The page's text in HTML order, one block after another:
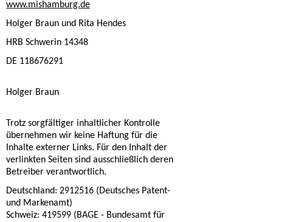
www.mishamburg.de
Holger Braun und Rita Hendes
HRB Schwerin 14348
DE 118676291
Holger Braun
Trotz sorgfältiger inhaltlicher Kontrolle
übernehmen wir keine Haftung für die
Inhalte externer Links. Für den Inhalt der
verlinkten Seiten sind ausschließlich deren
Betreiber verantwortlich.
Deutschland: 2912516 (Deutsches Patent-
und Markenamt)
Schweiz: 419599 (BAGE - Bundesamt für